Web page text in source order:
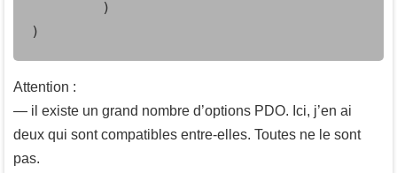
        )
)
Attention :
— il existe un grand nombre d’options PDO. Ici, j’en ai
deux qui sont compatibles entre-elles. Toutes ne le sont
pas.